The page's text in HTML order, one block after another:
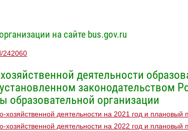
на сайте bus.gov.ru
242060
деятельности
законодательством
организации
хозяйственной деятельности на 2021 год и плановый
хозяйственной деятельности на 2022 год и плановый